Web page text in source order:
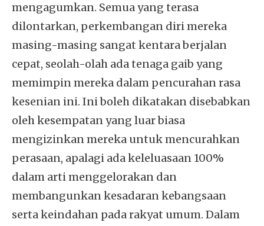
mengagumkan. Semua yang terasa
dilontarkan, perkembangan diri mereka
masing-masing sangat kentara berjalan
cepat, seolah-olah ada tenaga gaib yang
memimpin mereka dalam pencurahan rasa
kesenian ini. Ini boleh dikatakan disebabkan
oleh kesempatan yang luar biasa
mengizinkan mereka untuk mencurahkan
perasaan, apalagi ada keleluasaan 100%
dalam arti menggelorakan dan
membangunkan kesadaran kebangsaan
serta keindahan pada rakyat umum. Dalam